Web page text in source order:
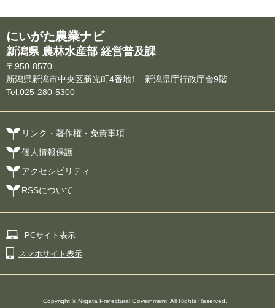
にいがた農業ナビ
新潟県 農林水産部 経営普及課
〒950-8570
新潟県新潟市中央区新光町4番地1 新潟県庁行政庁舎9階
Tel:025-280-5300
Copyright © Niigata Prefectural Government. All Rights Reserved.
リンク・著作権・免責事項
個人情報保護
アクセシビリティ
RSSについて
PCサイト表示
スマホサイト表示